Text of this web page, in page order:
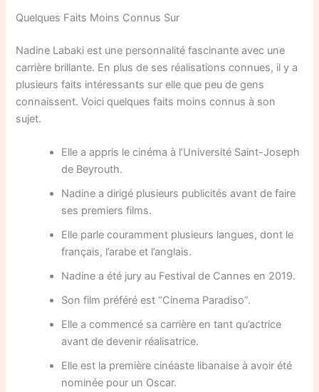
Quelques Faits Moins Connus Sur
Nadine Labaki est une personnalité fascinante avec une
carrière brillante. En plus de ses réalisations connues, il y a
plusieurs faits intéressants sur elle que peu de gens
connaissent. Voici quelques faits moins connus à son
sujet.
Elle a appris le cinéma à l’Université Saint-Joseph
de Beyrouth.
Nadine a dirigé plusieurs publicités avant de faire
ses premiers films.
Elle parle couramment plusieurs langues, dont le
français, l’arabe et l’anglais.
Nadine a été jury au Festival de Cannes en 2019.
Son film préféré est “Cinema Paradiso”.
Elle a commencé sa carrière en tant qu’actrice
avant de devenir réalisatrice.
Elle est la première cinéaste libanaise à avoir été
nominée pour un Oscar.